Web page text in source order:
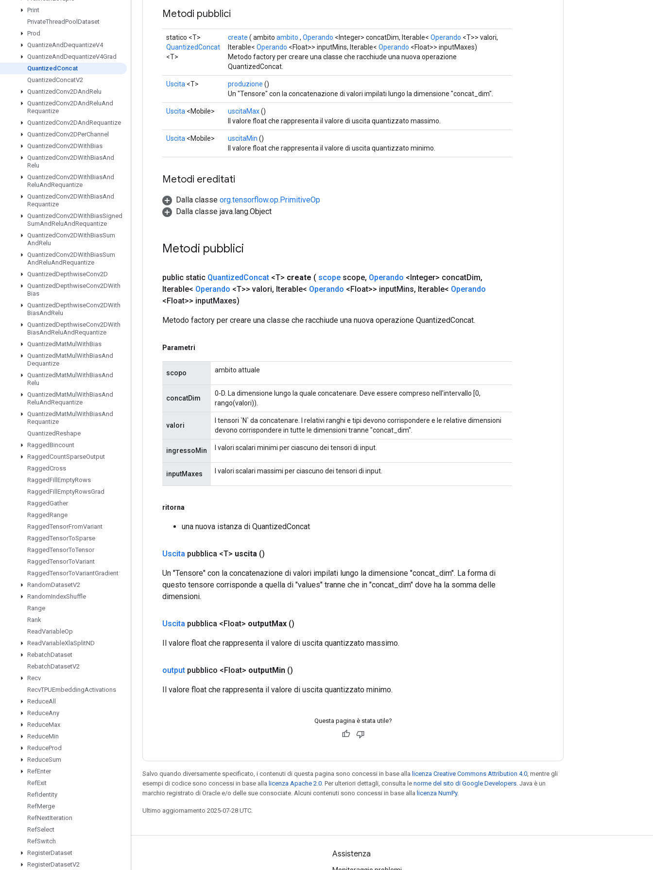
Print
PrivateThreadPool Dataset
Prod
QuantizeAndDequantizeV4
QuantizeAndDequantizeV4Grad
Quantized Concat
QuantizedConcatV2
QuantizedConv2DAndRelu
QuantizedConv2DAndReluAnd
Requantize
QuantizedConv2DAndRequantize
QuantizedConv2DPerChannel
QuantizedConv2DWithBias
QuantizedConv2DWithBiasAnd
Relu
QuantizedConv2DWithBiasAnd
ReluAndRequantize
QuantizedConv2DWithBiasAnd
Requantize
QuantizedConv2DWithBiasSigned
SumAndReluAndRequantize
QuantizedConv2DWithBiasSum
AndRelu
QuantizedConv2DWithBiasSum
AndReluAndRequantize
QuantizedDepthwiseConv2D
QuantizedDepthwiseConv2DWith
Bias
QuantizedDepthwiseConv2DWith
BiasAndRelu
QuantizedDepthwiseConv2DWith
BiasAndReluAndRequantize
QuantizedMatMul WithBias
QuantizedMatMul WithBiasAnd
Dequantize
QuantizedMatMul WithBiasAnd
Relu
QuantizedMatMul WithBiasAnd
ReluAndRequantize
QuantizedMatMul WithBiasAnd
Requantize
QuantizedReshape
RaggedBincount
RaggedCountSparseOutput
RaggedCross
RaggedFill EmptyRows
RaggedFill EmptyRowsGrad
RaggedGather
RaggedRange
RaggedTensorFromVariant
RaggedTensorToSparse
RaggedTensorToTensor
RaggedTensorToVariant
RaggedTensorToVariantGradient
RandomDatasetV2
RandomIndexShuffle
Range
Rank
ReadVariableOp
ReadVariableXlaSplitND
RebatchDataset
RebatchDatasetV2
Recv
RecvTPUEmbeddingActivations
ReduceAll
ReduceAny
ReduceMax
ReduceMin
ReduceProd
ReduceSum
RefEnter
RefExit
RefIdentity
RefMerge
RefNextIteration
RefSelect
RefSwitch
RegisterDataset
RegisterDatasetV2
Metodi pubblici
statico <T>
QuantizedConcat
<T>
create ( ambito ambito , Operando <Integer> concatDim, Iterable< Operando <T>> valori,
Iterable< Operando <Float>> inputMins, Iterable< Operando <Float>> inputMaxes)
Metodo factory per creare una classe che racchiude una nuova operazione
QuantizedConcat.
Uscita <T> produzione ()
Un "Tensore" con la concatenazione di valori impilati lungo la dimensione "concat_dim".
Uscita <Mobile> uscitaMax()
Il valore float che rappresenta il valore di uscita quantizzato massimo.
Uscita <Mobile> uscitaMin ()
Il valore float che rappresenta il valore di uscita quantizzato minimo.
Metodi ereditati
Dalla classe org.tensorflow.op.PrimitiveOp
Dalla classe java.lang.Object
Metodi pubblici
public static QuantizedConcat <T> create ( scope scope, Operando <Integer> concatDim,
Iterable< Operando <T>> valori, Iterable< Operando <Float>> inputMins, Iterable< Operando
<Float>> inputMaxes)
Metodo factory per creare una classe che racchiude una nuova operazione QuantizedConcat.
Parametri
scopo ambito attuale
concatDim
0-D. La dimensione lungo la quale concatenare. Deve essere compreso nell'intervallo [0,
rango(valori)).
valori
I tensori `N` da concatenare. I relativi ranghi e tipi devono corrispondere e le relative dimensioni
devono corrispondere in tutte le dimensioni tranne "concat_dim".
ingressoMin I valori scalari minimi per ciascuno dei tensori di input.
inputMaxes I valori scalari massimi per ciascuno dei tensori di input.
ritorna
una nuova istanza di QuantizedConcat
Uscita pubblica <T> uscita ()
Un "Tensore" con la concatenazione di valori impilati lungo la dimensione "concat_dim". La forma di
questo tensore corrisponde a quella di "values" tranne che in "concat_dim" dove ha la somma delle
dimensioni.
Uscita pubblica <Float> outputMax ()
Il valore float che rappresenta il valore di uscita quantizzato massimo.
output pubblico <Float> outputMin ()
Il valore float che rappresenta il valore di uscita quantizzato minimo.
Questa pagina è stata utile?
Salvo quando diversamente specificato, i contenuti di questa pagina sono concessi in base alla licenza Creative Commons Attribution 4.0 , mentre gli
esempi di codice sono concessi in base alla licenza Apache 2.0 . Per ulteriori dettagli, consulta le norme del sito di Google Developers . Java è un
marchio registrato di Oracle e/o delle sue consociate. Alcuni contenuti sono concessi in base alla licenza NumPy.
Ultimo aggiornamento 2025-07-28 UTC.
Resta connesso Assistenza